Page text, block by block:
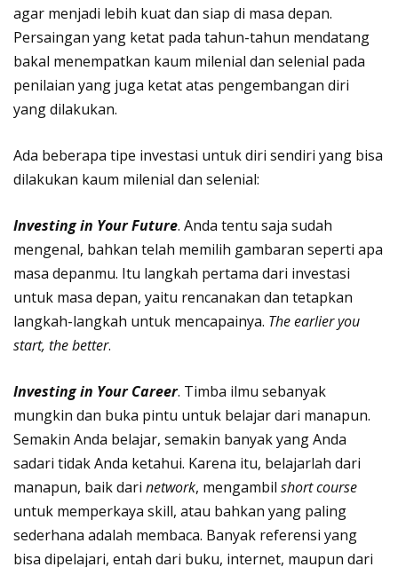
agar menjadi lebih kuat dan siap di masa depan.
Persaingan yang ketat pada tahun-tahun mendatang
bakal menempatkan kaum milenial dan selenial pada
penilaian yang juga ketat atas pengembangan diri
yang dilakukan.
Ada beberapa tipe investasi untuk diri sendiri yang bisa
dilakukan kaum milenial dan selenial:
Investing in Your Future. Anda tentu saja sudah
mengenal, bahkan telah memilih gambaran seperti apa
masa depanmu. Itu langkah pertama dari investasi
untuk masa depan, yaitu rencanakan dan tetapkan
langkah-langkah untuk mencapainya. The earlier you
start, the better.
Investing in Your Career. Timba ilmu sebanyak
mungkin dan buka pintu untuk belajar dari manapun.
Semakin Anda belajar, semakin banyak yang Anda
sadari tidak Anda ketahui. Karena itu, belajarlah dari
manapun, baik dari network, mengambil short course
untuk memperkaya skill, atau bahkan yang paling
sederhana adalah membaca. Banyak referensi yang
bisa dipelajari, entah dari buku, internet, maupun dari